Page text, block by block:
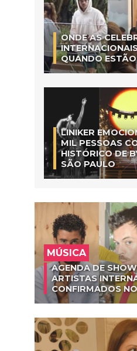
ONDE AS
QUANDO
LINIKER
MIL PESSOAS
HISTÓRICO DE
SÃO PAULO
MÚSICA
AGENDA DE
ARTISTAS
CONFIRMADOS